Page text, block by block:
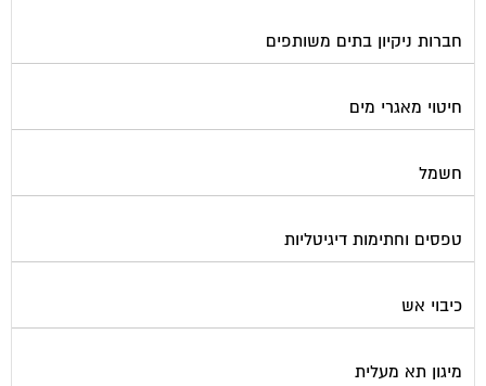
חברות ניקיון בתים משותפים
חיטוי מאגרי מים
חשמל
טפסים וחתימות דיגיטליות
כיבוי אש
מיגון תא מעלית